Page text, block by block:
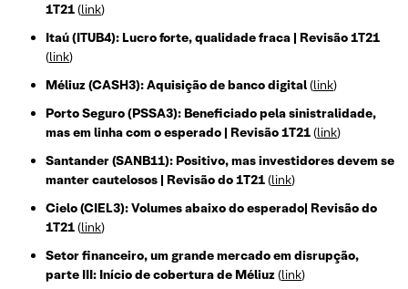
1T21(link)
Itaú (ITUB4): Lucro forte, qualidade fraca | Revisão 1T21
(link)
Méliuz (CASH3): Aquisição de banco digital(link)
Porto Seguro (PSSA3): Beneficiado pela sinistralidade,
mas em linha com o esperado | Revisão 1T21(link)
Santander (SANB11): Positivo, mas investidores devem se
manter cautelosos | Revisão do 1T21(link)
Cielo (CIEL3): Volumes abaixo do esperado| Revisão do
1T21(link)
Setor financeiro, um grande mercado em disrupção,
parte III: Início de cobertura de Méliuz(link)